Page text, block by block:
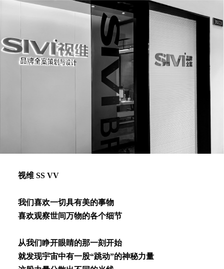
视维 SS VV
我们喜欢⼀切具有美的事物
喜欢观察世间万物的各个细节
从我们睁开眼睛的那⼀刻开始
就发现宇宙中有⼀股“跳动”的神秘⼒量